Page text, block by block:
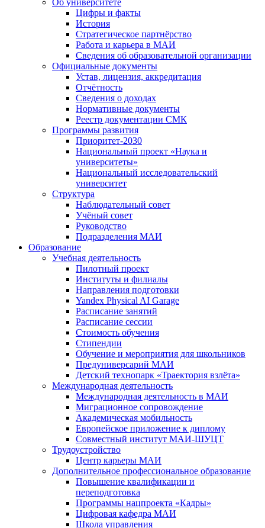
Об университете
Цифры и факты
История
Стратегическое партнёрство
Работа и карьера в МАИ
Сведения об образовательной организации
Официальные документы
Устав, лицензия, аккредитация
Отчётность
Сведения о доходах
Нормативные документы
Реестр документации СМК
Программы развития
Приоритет-2030
Национальный проект «Наука и
университеты»
Национальный исследовательский
университет
Структура
Наблюдательный совет
Учёный совет
Руководство
Подразделения МАИ
Образование
Учебная деятельность
Пилотный проект
Институты и филиалы
Направления подготовки
Yandex Physical AI Garage
Расписание занятий
Расписание сессии
Стоимость обучения
Стипендии
Обучение и мероприятия для школьников
Предуниверсарий МАИ
Детский технопарк «Траектория взлёта»
Международная деятельность
Международная деятельность в МАИ
Миграционное сопровождение
Академическая мобильность
Европейское приложение к диплому
Совместный институт МАИ-ШУЦТ
Трудоустройство
Центр карьеры МАИ
Дополнительное профессиональное образование
Повышение квалификации и
переподготовка
Программы нацпроекта «Кадры»
Цифровая кафедра МАИ
Школа управления